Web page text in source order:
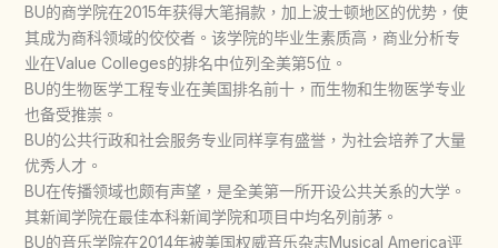
BU的商学院在2015年获得大笔捐款，加上波士顿地区的优势，使
其成为商科领域的佼佼者。该学院的毕业生素质高，商业分析专
业在Value Colleges的排名中位列全美第5位。
BU的生物医学工程专业在美国排名前十，而生物和生物医学专业
也备受推崇。
BU的公共行政和社会服务专业同样享有盛誉，为社会培养了大量
优秀人才。
BU在传播领域也颇有声望，是全美第一所开设公共关系的大学。
其新闻学院在最佳本科新闻学院和项目中均名列前茅。
BU的音乐学院在2014年被美国权威音乐杂志Musical America评